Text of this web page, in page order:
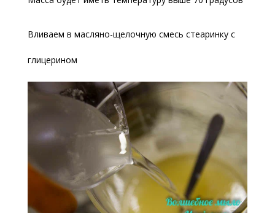
Вливаем в масляно-щелочную смесь стеаринку с
глицерином